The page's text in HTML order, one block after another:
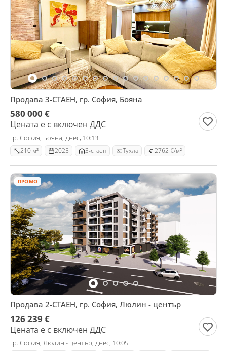
Продава 3-СТАЕН, гр. София, Бояна
580 000 €
Цената е с включен ДДС
гр. София, Бояна, днес, 10:13
210 м² 2025 3-стаен Тухла 2762 €/м²
ПРОМО
Продава 2-СТАЕН, гр. София, Люлин - център
126 239 €
Цената е с включен ДДС
гр. София, Люлин - център, днес, 10:05